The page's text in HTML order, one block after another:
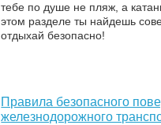
тебе по душе не пляж, а
этом разделе ты найдешь
отдыхай безопасно!
Правила безопасного
железнодорожного